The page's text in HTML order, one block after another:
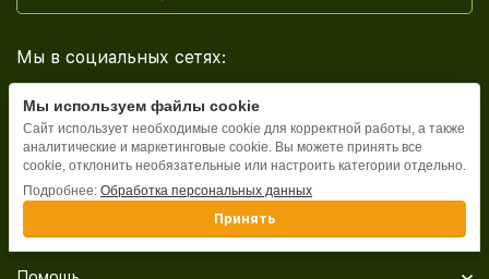
Мы в социальных сетях:
Каталог
Мы используем файлы cookie
Сайт использует необходимые cookie для корректной работы, а также
аналитические и маркетинговые cookie. Вы можете принять все
cookie, отклонить необязательные или настроить категории отдельно.
Подробнее: Обработка персональных данных
Принять